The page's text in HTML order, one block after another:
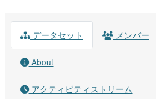
データセット メンバー
About
アクティビティストリーム